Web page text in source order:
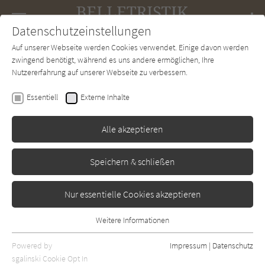
SUCHE Forum Charts Newsletter
Ivan Ivanji
Corona in Buchenwald
Erschienen: Februar 2021 Bibliogr. Angaben
Datenschutzeinstellungen
Auf unserer Webseite werden Cookies verwendet. Einige davon werden
zwingend benötigt, während es uns andere ermöglichen, Ihre
Nutzererfahrung auf unserer Webseite zu verbessern.
Essentiell Externe Inhalte
Alle akzeptieren
Speichern & schließen
Nur essentielle Cookies akzeptieren
Essentielle Cookies werden für grundlegende Funktionen der
Webseite benötigt. Dadurch ist gewährleistet, dass die Webseite
Weitere Informationen
Powered by
sgalinski Cookie Opt In
Impressum | Datenschutz